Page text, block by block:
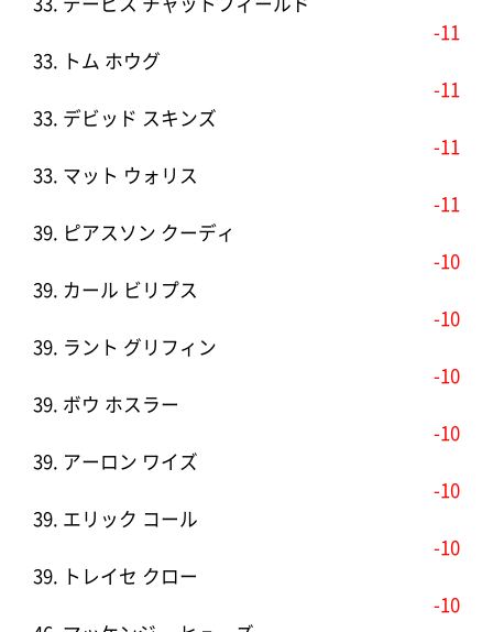
-11
33. トム ホウグ
-11
33. デビッド スキンズ
-11
33. マット ウォリス
-11
39. ピアスソン クーディ
-10
39. カール ビリプス
-10
39. ラント グリフィン
-10
39. ボウ ホスラー
-10
39. アーロン ワイズ
-10
39. エリック コール
-10
39. トレイセ クロー
-10